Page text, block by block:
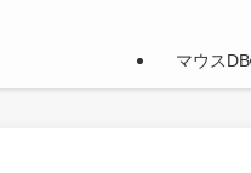
マウスDB